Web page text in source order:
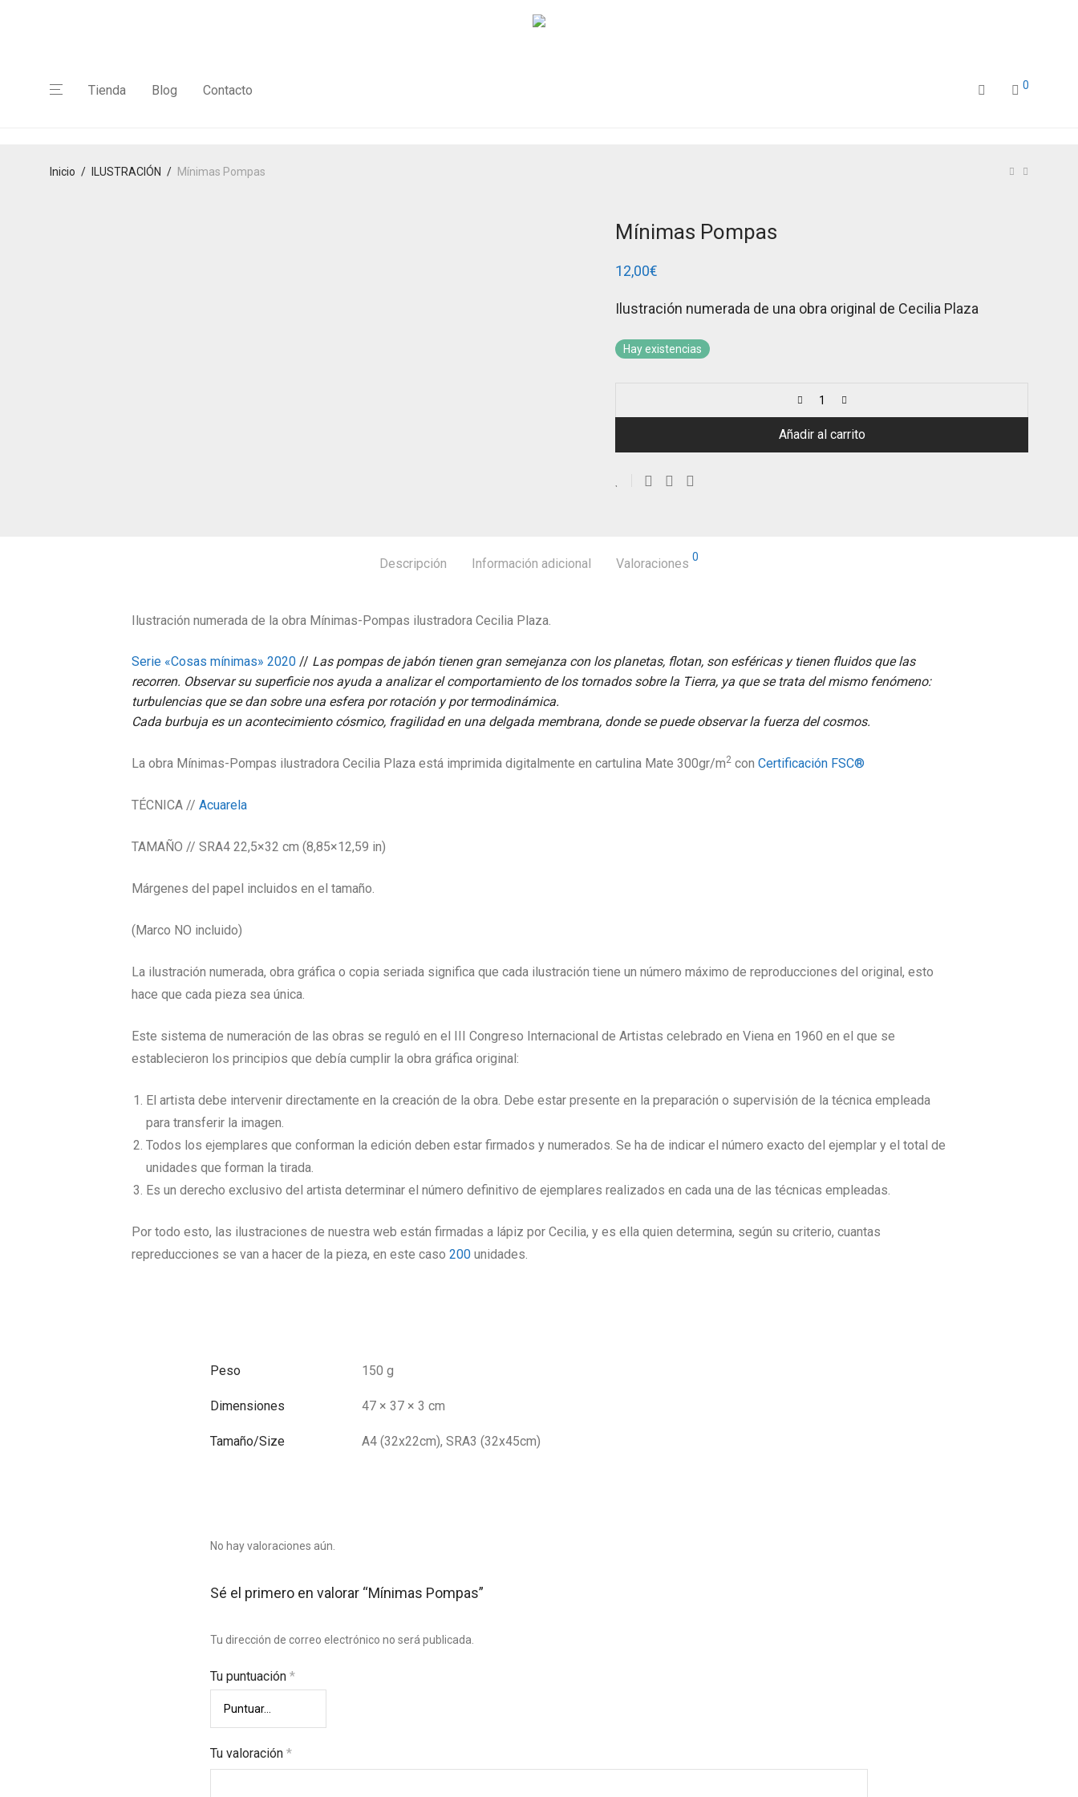
Tienda Blog Contacto 0
Inicio / ILUSTRACIÓN / Mínimas Pompas
Mínimas Pompas
12,00€
Ilustración numerada de una obra original de Cecilia Plaza
Hay existencias
Añadir al carrito
Descripción Información adicional Valoraciones 0
Ilustración numerada de la obra Mínimas-Pompas ilustradora Cecilia Plaza.
Serie «Cosas mínimas» 2020 // Las pompas de jabón tienen gran semejanza con los planetas, flotan, son esféricas y tienen fluidos que las
recorren. Observar su superficie nos ayuda a analizar el comportamiento de los tornados sobre la Tierra, ya que se trata del mismo fenómeno:
turbulencias que se dan sobre una esfera por rotación y por termodinámica.
Cada burbuja es un acontecimiento cósmico, fragilidad en una delgada membrana, donde se puede observar la fuerza del cosmos.
La obra Mínimas-Pompas ilustradora Cecilia Plaza está imprimida digitalmente en cartulina Mate 300gr/m2 con Certificación FSC®
TÉCNICA // Acuarela
TAMAÑO // SRA4 22,5×32 cm (8,85×12,59 in)
Márgenes del papel incluidos en el tamaño.
(Marco NO incluido)
La ilustración numerada, obra gráfica o copia seriada significa que cada ilustración tiene un número máximo de reproducciones del original, esto
hace que cada pieza sea única.
Este sistema de numeración de las obras se reguló en el III Congreso Internacional de Artistas celebrado en Viena en 1960 en el que se
establecieron los principios que debía cumplir la obra gráfica original:
El artista debe intervenir directamente en la creación de la obra. Debe estar presente en la preparación o supervisión de la técnica empleada
para transferir la imagen.
Todos los ejemplares que conforman la edición deben estar firmados y numerados. Se ha de indicar el número exacto del ejemplar y el total de
unidades que forman la tirada.
Es un derecho exclusivo del artista determinar el número definitivo de ejemplares realizados en cada una de las técnicas empleadas.
Por todo esto, las ilustraciones de nuestra web están firmadas a lápiz por Cecilia, y es ella quien determina, según su criterio, cuantas
repreducciones se van a hacer de la pieza, en este caso 200 unidades.
Peso 150 g
Dimensiones 47 × 37 × 3 cm
Tamaño/Size A4 (32x22cm), SRA3 (32x45cm)
No hay valoraciones aún.
Sé el primero en valorar “Mínimas Pompas”
Tu dirección de correo electrónico no será publicada.
Tu puntuación *
Tu valoración *